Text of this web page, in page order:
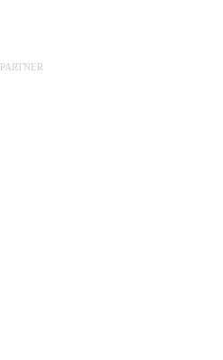
PARTNER